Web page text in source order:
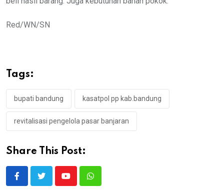
Red/WN/SN
Tags:
bupati bandung kasatpol pp kab.bandung
revitalisasi pengelola pasar banjaran
Share This Post:
YoutubeWhatsapp